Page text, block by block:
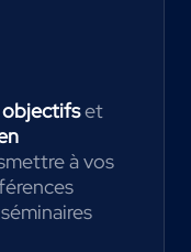
objectifset
à vos